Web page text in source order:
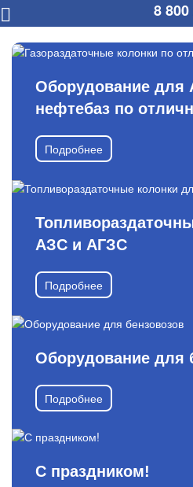
8
Оборудование для
нефтебаз по
Подробнее
АЗС и АГЗС
Подробнее
Оборудование для
Подробнее
С праздником!